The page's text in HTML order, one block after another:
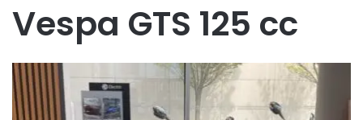
Vespa GTS 125 cc